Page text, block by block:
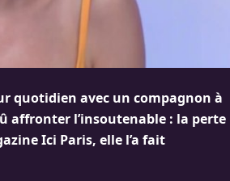
quotidien avec un compagnon à
affronter l’insoutenable : la perte
Ici Paris, elle l’a fait